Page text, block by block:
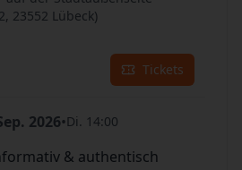
23552 Lübeck)
Tickets
2026•Di. 14:00
& authentisch